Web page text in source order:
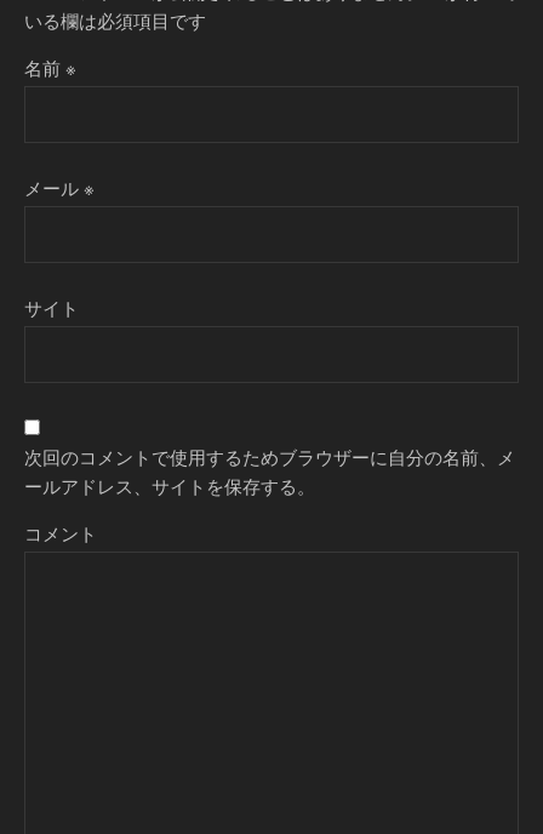
いる欄は必須項目です
名前※
メール※
サイト
次回のコメントで使用するためブラウザーに自分の名前、メ
ールアドレス、サイトを保存する。
コメント